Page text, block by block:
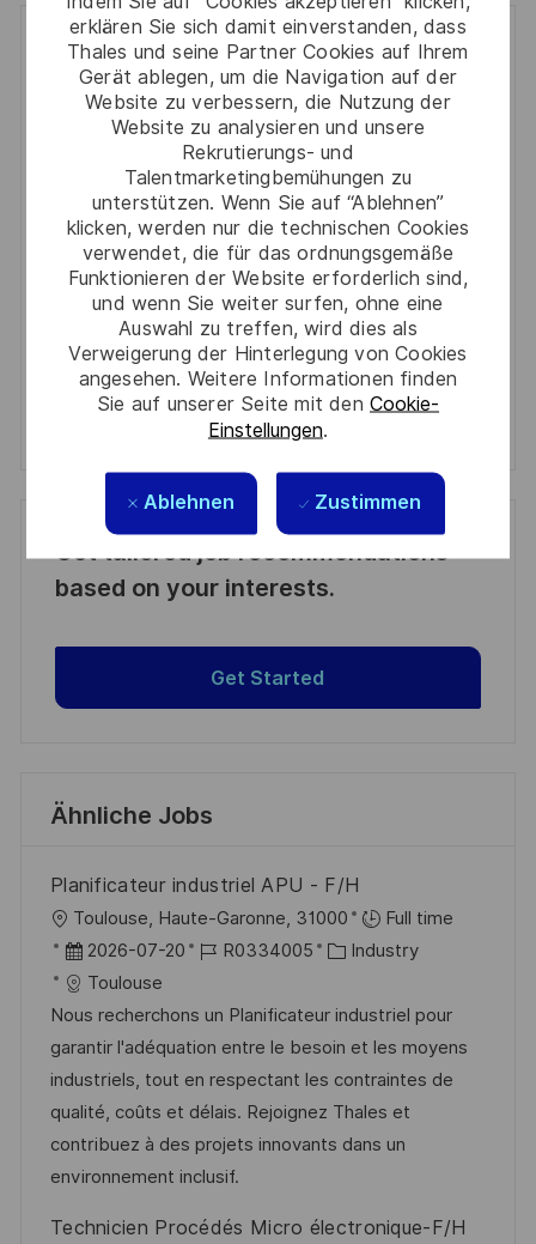
erklären Sie sich damit einverstanden, dass
Thales und seine Partner Cookies auf Ihrem
Gerät ablegen, um die Navigation auf der
Website zu verbessern, die Nutzung der
Website zu analysieren und unsere
Rekrutierungs- und
Talentmarketingbemühungen zu
unterstützen. Wenn Sie auf “Ablehnen”
klicken, werden nur die technischen Cookies
verwendet, die für das ordnungsgemäße
Funktionieren der Website erforderlich sind,
und wenn Sie weiter surfen, ohne eine
Auswahl zu treffen, wird dies als
Verweigerung der Hinterlegung von Cookies
angesehen. Weitere Informationen finden
Sie auf unserer Seite mit den Cookie-
Einstellungen.
Ablehnen Zustimmen
Get notified for similar jobs
You'll receive updates once a week
address
(Required)
Required
Prüfen Sie die Bedingungen für die Verarbeitung
persönlicher Daten und stimmen Sie ihnen zu
Aktivieren
Manage alerts
Get tailored job recommendations
based on your interests.
Get Started
Ähnliche Jobs
Planificateur industriel APU - F/H
O
r
t
Toulouse, Haute-Garonne, 31000
Full time
D
a
t
u
m
d
e
r
2026-07-20
J
b
-
I
D
R0334005
K
t
e
g
o
r
Industry
Toulouse
Nous recherchons un Planificateur industriel pour
garantir l'adéquation entre le besoin et les moyens
industriels, tout en respectant les contraintes de
qualité, coûts et délais. Rejoignez Thales et
contribuez à des projets innovants dans un
environnement inclusif.
Technicien Procédés Micro électronique-F/H